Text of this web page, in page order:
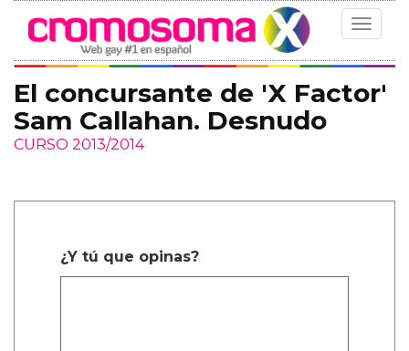
Toggle
El concursante de 'X Factor'
Sam Callahan. Desnudo
CURSO 2013/2014
¿Y tú que opinas?